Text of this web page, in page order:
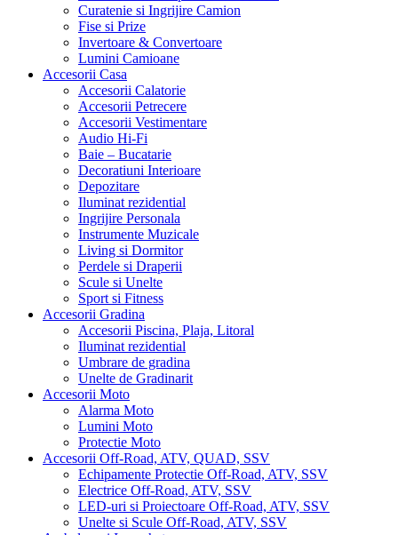
Curatenie si Ingrijire Camion
Fise si Prize
Invertoare & Convertoare
Lumini Camioane
Accesorii Casa
Accesorii Calatorie
Accesorii Petrecere
Accesorii Vestimentare
Audio Hi-Fi
Baie – Bucatarie
Decoratiuni Interioare
Depozitare
Iluminat rezidential
Ingrijire Personala
Instrumente Muzicale
Living si Dormitor
Perdele si Draperii
Scule si Unelte
Sport si Fitness
Accesorii Gradina
Accesorii Piscina, Plaja, Litoral
Iluminat rezidential
Umbrare de gradina
Unelte de Gradinarit
Accesorii Moto
Alarma Moto
Lumini Moto
Protectie Moto
Accesorii Off-Road, ATV, QUAD, SSV
Echipamente Protectie Off-Road, ATV, SSV
Electrice Off-Road, ATV, SSV
LED-uri si Proiectoare Off-Road, ATV, SSV
Unelte si Scule Off-Road, ATV, SSV